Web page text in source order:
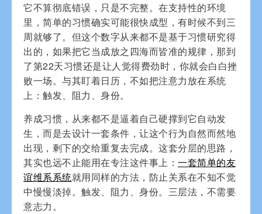
它不算彻底错误，只是不完整。在支持性的环境
里，简单的习惯确实可能很快成型，有时候不到三
周就够了。但这个数字从来都不是基于习惯研究得
出的，如果把它当成放之四海而皆准的规律，那到
了第22天习惯还是让人觉得费劲时，你就会白白挫
败一场。与其盯着日历，不如把注意力放在系统
上：触发、阻力、身份。
养成习惯，从来都不是逼着自己硬撑到它自动发
生，而是去设计一套条件，让这个行为自然而然地
出现，剩下的交给重复去完成。这套分层的思路，
其实也远不止能用在专注这件事上： 一套简单的友
谊维系系统就用同样的方法，防止关系在不知不觉
中慢慢淡掉。触发、阻力、身份。三层法，不需要
意志力。